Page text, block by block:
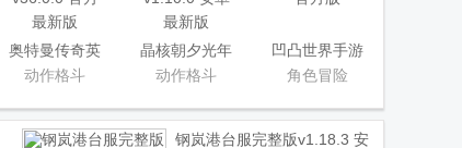
奥特曼传奇英
雄手游正版
动作格斗
晶核朝夕光年
官服版
动作格斗
凹凸世界手游
正版
角色冒险
钢岚港台服完整版v1.18.3 安